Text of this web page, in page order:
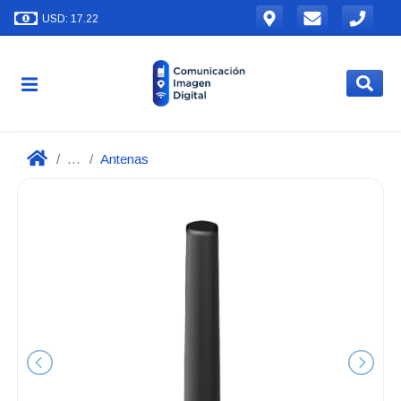
USD: 17.22
... Antenas